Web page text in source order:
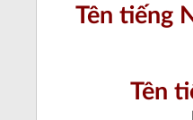
Tên tiếng
Tên